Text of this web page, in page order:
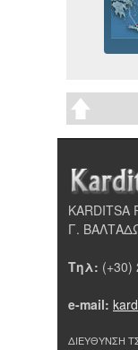
KARDITSA
Γ.
Τηλ: (+30)
e-mail:
ΔΙΕΥΘΥΝΣΗ